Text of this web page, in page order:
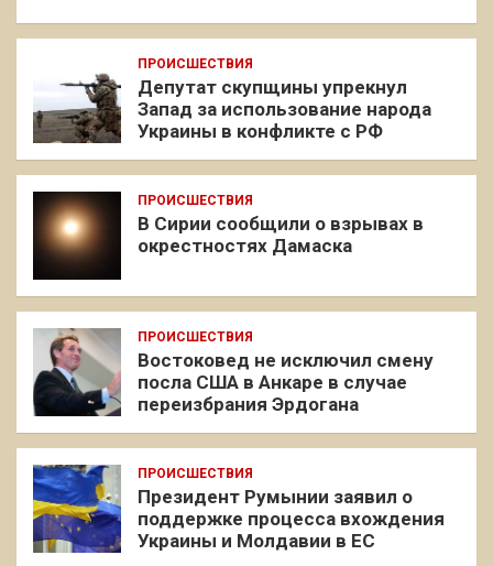
ПРОИСШЕСТВИЯ
Депутат скупщины упрекнул
Запад за использование народа
Украины в конфликте с РФ
ПРОИСШЕСТВИЯ
В Сирии сообщили о взрывах в
окрестностях Дамаска
ПРОИСШЕСТВИЯ
Востоковед не исключил смену
посла США в Анкаре в случае
переизбрания Эрдогана
ПРОИСШЕСТВИЯ
Президент Румынии заявил о
поддержке процесса вхождения
Украины и Молдавии в ЕС